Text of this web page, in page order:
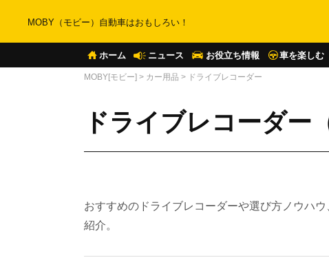
MOBY（モビー）自動車はおもしろい！
ホーム ニュース お役立ち情報 車を楽しむ
MOBY[モビー] > カー用品 > ドライブレコーダー
ドライブレコーダー
おすすめのドライブレコーダーや選び方ノウハ
紹介。